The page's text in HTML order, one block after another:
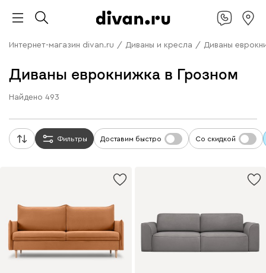
Интернет-магазин divan.ru / Диваны и кресла / Диваны
Диваны еврокнижка в Грозном
Найдено 493
Фильтры Доставим быстро Со скидкой